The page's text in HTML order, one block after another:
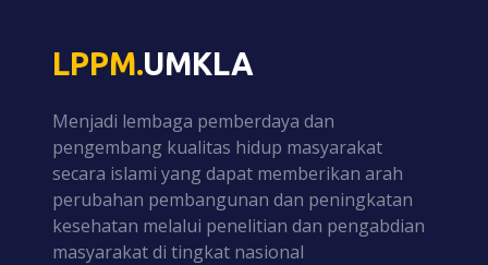
LPPM.UMKLA
Menjadi lembaga pemberdaya dan
pengembang kualitas hidup masyarakat
secara islami yang dapat memberikan arah
perubahan pembangunan dan peningkatan
kesehatan melalui penelitian dan pengabdian
masyarakat di tingkat nasional